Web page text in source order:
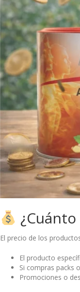
El precio de los
El producto
Si compras packs
Promociones o